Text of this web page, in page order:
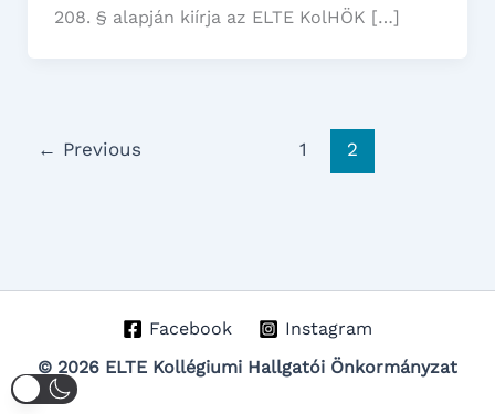
208. § alapján kiírja az ELTE KolHÖK […]
← Previous 1 2
Facebook
Instagram
© 2026 ELTE Kollégiumi Hallgatói Önkormányzat